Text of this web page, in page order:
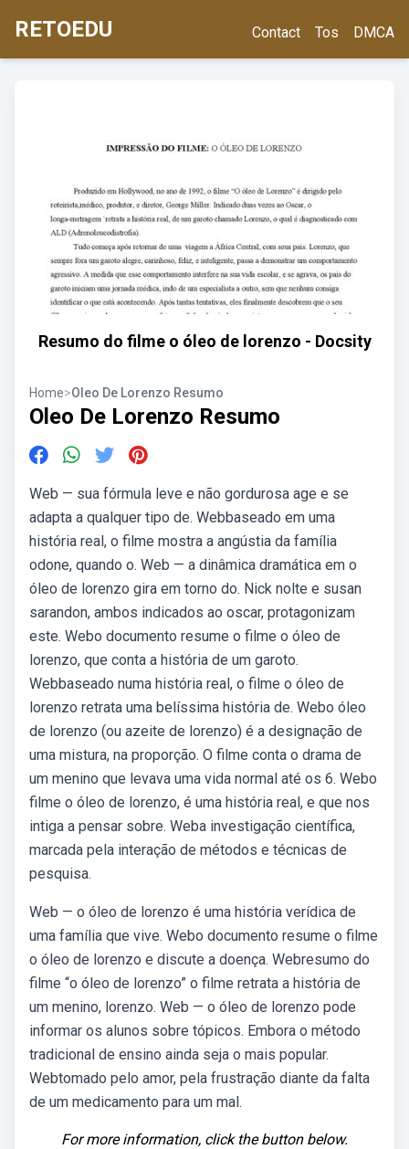
RETOEDU Contact Tos DMCA
Resumo do filme o óleo de lorenzo - Docsity
Home>Oleo De Lorenzo Resumo
Oleo De Lorenzo Resumo
Web — sua fórmula leve e não gordurosa age e se
adapta a qualquer tipo de. Webbaseado em uma
história real, o filme mostra a angústia da família
odone, quando o. Web — a dinâmica dramática em o
óleo de lorenzo gira em torno do. Nick nolte e susan
sarandon, ambos indicados ao oscar, protagonizam
este. Webo documento resume o filme o óleo de
lorenzo, que conta a história de um garoto.
Webbaseado numa história real, o filme o óleo de
lorenzo retrata uma belíssima história de. Webo óleo
de lorenzo (ou azeite de lorenzo) é a designação de
uma mistura, na proporção. O filme conta o drama de
um menino que levava uma vida normal até os 6. Webo
filme o óleo de lorenzo, é uma história real, e que nos
intiga a pensar sobre. Weba investigação científica,
marcada pela interação de métodos e técnicas de
pesquisa.
Web — o óleo de lorenzo é uma história verídica de
uma família que vive. Webo documento resume o filme
o óleo de lorenzo e discute a doença. Webresumo do
filme “o óleo de lorenzo” o filme retrata a história de
um menino, lorenzo. Web — o óleo de lorenzo pode
informar os alunos sobre tópicos. Embora o método
tradicional de ensino ainda seja o mais popular.
Webtomado pelo amor, pela frustração diante da falta
de um medicamento para um mal.
For more information, click the button below.